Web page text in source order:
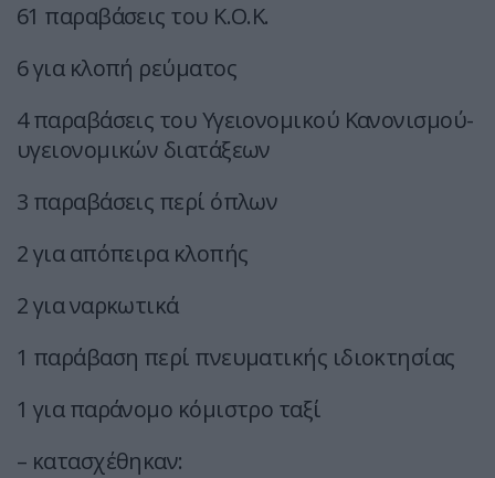
61 παραβάσεις του Κ.Ο.Κ.
6 για κλοπή ρεύματος
4 παραβάσεις του Υγειονομικού Κανονισμού-
υγειονομικών διατάξεων
3 παραβάσεις περί όπλων
2 για απόπειρα κλοπής
2 για ναρκωτικά
1 παράβαση περί πνευματικής ιδιοκτησίας
1 για παράνομο κόμιστρο ταξί
– κατασχέθηκαν: